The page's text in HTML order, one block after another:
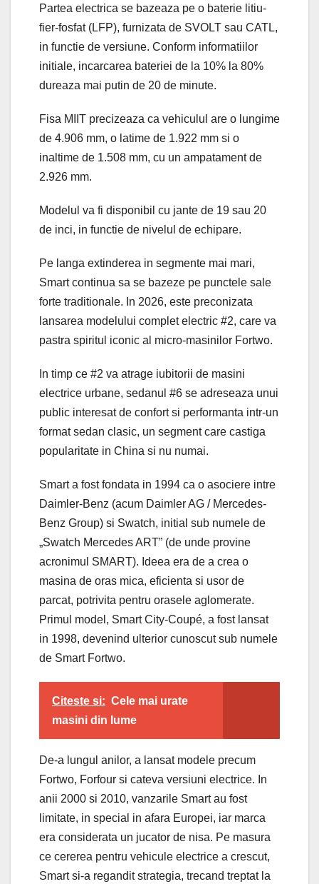
Partea electrica se bazeaza pe o baterie litiu-
fier-fosfat (LFP), furnizata de SVOLT sau CATL,
in functie de versiune. Conform informatiilor
initiale, incarcarea bateriei de la 10% la 80%
dureaza mai putin de 20 de minute.
Fisa MIIT precizeaza ca vehiculul are o lungime
de 4.906 mm, o latime de 1.922 mm si o
inaltime de 1.508 mm, cu un ampatament de
2.926 mm.
Modelul va fi disponibil cu jante de 19 sau 20
de inci, in functie de nivelul de echipare.
Pe langa extinderea in segmente mai mari,
Smart continua sa se bazeze pe punctele sale
forte traditionale. In 2026, este preconizata
lansarea modelului complet electric #2, care va
pastra spiritul iconic al micro-masinilor Fortwo.
In timp ce #2 va atrage iubitorii de masini
electrice urbane, sedanul #6 se adreseaza unui
public interesat de confort si performanta intr-un
format sedan clasic, un segment care castiga
popularitate in China si nu numai.
Smart a fost fondata in 1994 ca o asociere intre
Daimler-Benz (acum Daimler AG / Mercedes-
Benz Group) si Swatch, initial sub numele de
„Swatch Mercedes ART” (de unde provine
acronimul SMART). Ideea era de a crea o
masina de oras mica, eficienta si usor de
parcat, potrivita pentru orasele aglomerate.
Primul model, Smart City-Coupé, a fost lansat
in 1998, devenind ulterior cunoscut sub numele
de Smart Fortwo.
Citeste si: Cele mai urate
masini din lume
De-a lungul anilor, a lansat modele precum
Fortwo, Forfour si cateva versiuni electrice. In
anii 2000 si 2010, vanzarile Smart au fost
limitate, in special in afara Europei, iar marca
era considerata un jucator de nisa. Pe masura
ce cererea pentru vehicule electrice a crescut,
Smart si-a regandit strategia, trecand treptat la